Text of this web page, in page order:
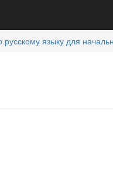
русскому языку для